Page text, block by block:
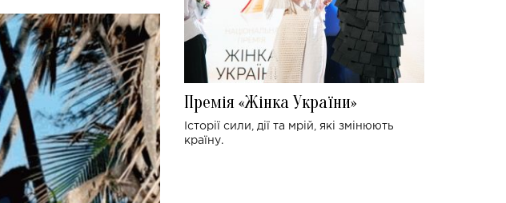
Премія «Жінка України»
Історії сили, дії та мрій, які змінюють
країну.